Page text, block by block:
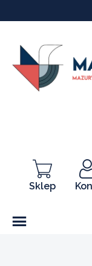
Sklep